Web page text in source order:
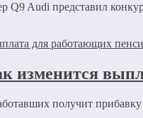
Q9 Audi представил
изменится
получит